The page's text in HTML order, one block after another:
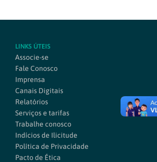
LINKS ÚTEIS
Associe-se
Fale Conosco
Imprensa
Canais Digitais
Relatórios
Serviços e tarifas
Trabalhe conosco
Indícios de Ilicitude
Política de Privacidade
Pacto de Ética